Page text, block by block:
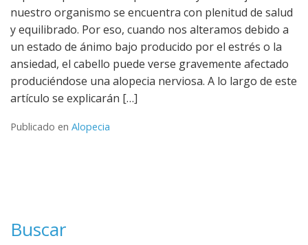
nuestro organismo se encuentra con plenitud de salud
y equilibrado. Por eso, cuando nos alteramos debido a
un estado de ánimo bajo producido por el estrés o la
ansiedad, el cabello puede verse gravemente afectado
produciéndose una alopecia nerviosa. A lo largo de este
artículo se explicarán […]
Publicado en Alopecia
Buscar